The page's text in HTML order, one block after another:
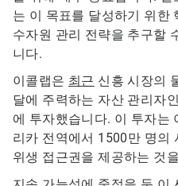
는 이 목표를 달성하기 위한
수자원 관리 전략을 추구할
니다.
이콜랩은 최근 신흥 시장의
달에 주력하는 자산 관리자
에 투자했습니다. 이 투자는
리카 전역에서 1500만 명의
위생 접근권을 제공하는 것